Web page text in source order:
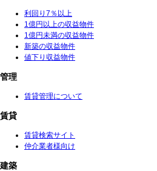
利回り7％以上
1億円以上の収益物件
1億円未満の収益物件
新築の収益物件
値下り収益物件
管理
賃貸管理について
賃貸
賃貸検索サイト
仲介業者様向け
建築